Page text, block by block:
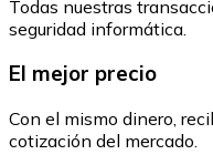
Todas nuestras
seguridad informática.
El mejor precio
Con el mismo dinero,
cotización del mercado.